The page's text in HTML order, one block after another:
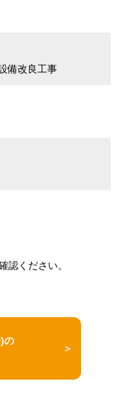
備改良工事
認ください。
の